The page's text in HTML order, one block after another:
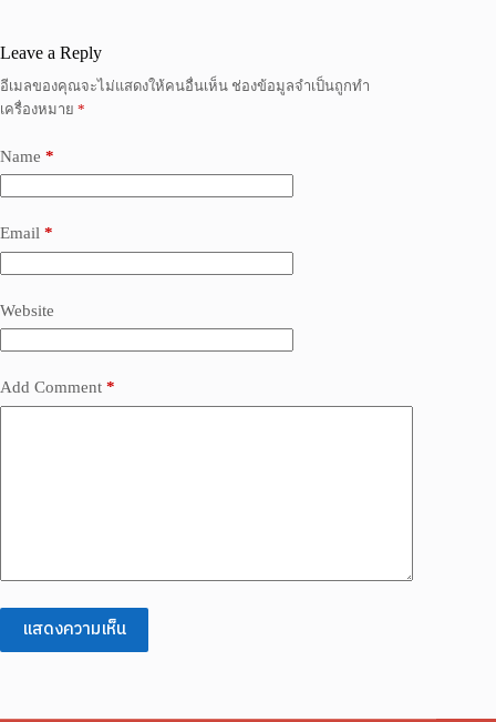
Leave a Reply
อีเมลของคุณจะไม่แสดงให้คนอื่นเห็น ช่องข้อมูลจำเป็นถูกทำ
เครื่องหมาย *
Name *
Email *
Website
Add Comment *
แสดงความเห็น